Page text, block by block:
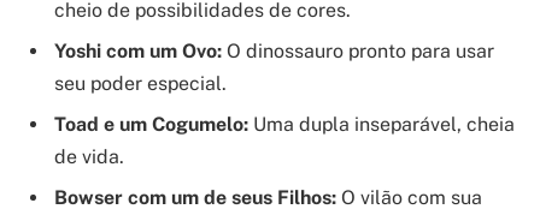
cheio de possibilidades de cores.
Yoshi com um Ovo: O dinossauro pronto para usar
seu poder especial.
Toad e um Cogumelo: Uma dupla inseparável, cheia
de vida.
Bowser com um de seus Filhos: O vilão com sua